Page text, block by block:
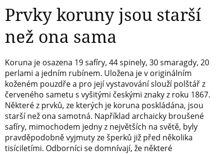
Prvky koruny jsou starší
než ona sama
Koruna je osazena 19 safíry, 44 spinely, 30 smaragdy, 20
perlami a jedním rubínem. Uložena je v originálním
koženém pouzdře a pro její vystavování slouží polštář z
červeného sametu s vyšitými českými znaky z roku 1867.
Některé z prvků, ze kterých je koruna poskládána, jsou
starší než ona samotná. Například archaicky broušené
safíry, mimochodem jedny z největších na světě, byly
pravděpodobně vyjmuty ze šperků již před několika
tisíciletími. Odborníci se domnívají, že některé